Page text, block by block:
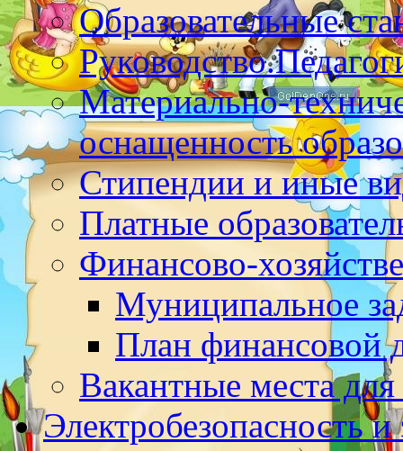
Образовательные
Материально-
оснащенность
Стипендии и иные
Платные
Финансово-
Муниципальное
План финансовой
Вакантные места
Электробезопасность